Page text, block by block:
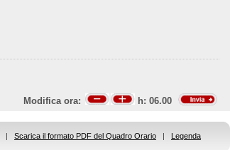
Modifica ora: h: 06.00
| Scarica il formato PDF del Quadro Orario | Legenda